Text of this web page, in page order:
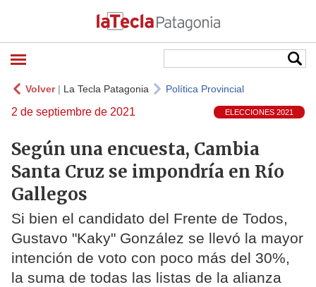
Volver| La Tecla Patagonia Política Provincial
2 de septiembre de 2021 ELECCIONES 2021
Según una encuesta, Cambia
Santa Cruz se impondría en Río
Gallegos
Si bien el candidato del Frente de Todos,
Gustavo "Kaky" González se llevó la mayor
intención de voto con poco más del 30%,
la suma de todas las listas de la alianza